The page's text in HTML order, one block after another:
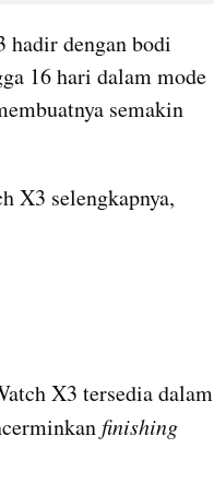
hadir dengan bodi
16 hari dalam mode
semakin
X3 selengkapnya,
X3 tersedia dalam
finishing